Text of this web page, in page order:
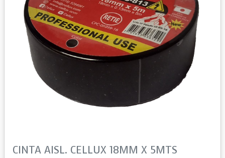
CINTA AISL. CELLUX 18MM X 5MTS